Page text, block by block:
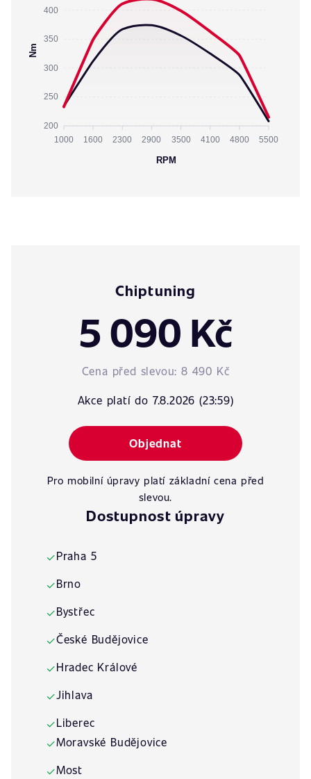
400
350
300
250
200
Nm
1000 1600 2300 2900 3500 4100 4800 5500
RPM
Chiptuning
5 090 Kč
Cena před slevou: 8 490 Kč
Akce platí do 7.8.2026 (23:59)
Objednat
Pro mobilní úpravy platí základní cena před
slevou.
Dostupnost úpravy
✓Praha 5
✓Brno
✓Bystřec
✓České Budějovice
✓Hradec Králové
✓Jihlava
✓Liberec
✓Moravské Budějovice
✓Most